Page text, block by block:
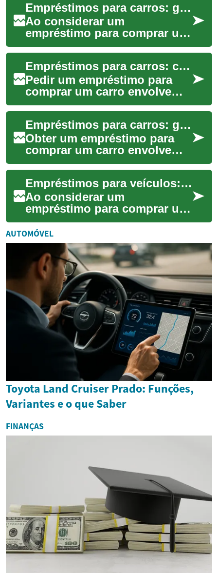
Empréstimos para carros: guia prático de financiamento
Ao considerar um
empréstimo para comprar um
veículo, é importante
entender termos, opções e
impactos no orçamento. Es...
Empréstimos para carros: como funcionam e opções
Pedir um empréstimo para
comprar um carro envolve
várias escolhas que
influenciam o custo total e a
adequação do créd...
Empréstimos para carros: guia de financiamento de veículo
Obter um empréstimo para
comprar um carro envolve
entender termos, prazos e
custos que afetam o
orçamento. Este guia ...
Empréstimos para veículos: opções para carro novo e carro usado
Ao considerar um
empréstimo para comprar um
veículo, é importante
entender termos, prazos e
custos além da prestação ...
AUTOMÓVEL
Toyota Land Cruiser Prado: Funções,
Variantes e o que Saber
FINANÇAS